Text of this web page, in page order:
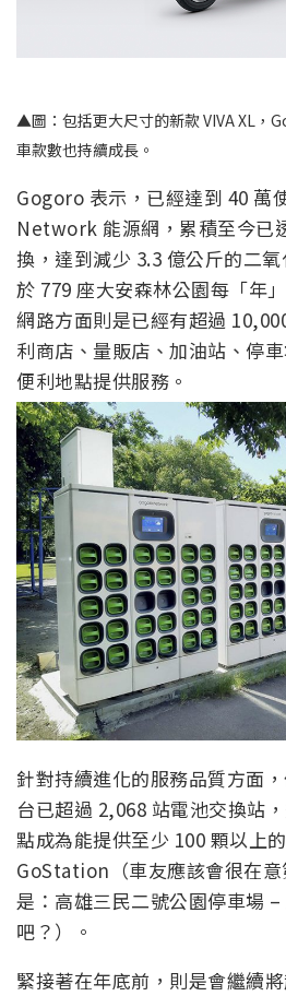
▲圖：包括更大尺寸的新款 VIVA XL，
車款數也持續成長。
Gogoro 表示，已經達到 40 萬
Network 能源網，累積至今已
換，達到減少 3.3 億公斤的二
於 779 座大安森林公園每「年
網路方面則是已經有超過
利商店、量販店、加油站、停
便利地點提供服務。
針對持續進化的服務品質方面
台已超過 2,068 站電池交換站
點成為能提供至少 100 顆以上
GoStation（車友應該會很在
是：高雄三民二號公園停車場
吧？）。
緊接著在年底前，則是會繼續